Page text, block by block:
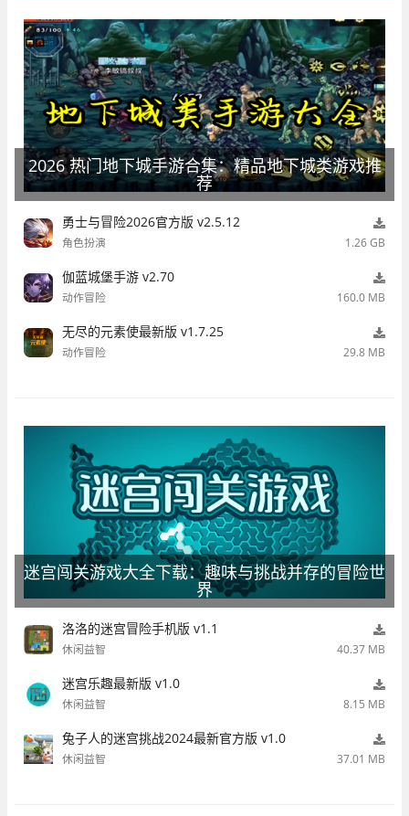
2026 热门地下城手游合集：精品地下城类游戏推
荐
勇士与冒险2026官方版 v2.5.12
角色扮演 1.26 GB
伽蓝城堡手游 v2.70
动作冒险 160.0 MB
无尽的元素使最新版 v1.7.25
动作冒险 29.8 MB
迷宫闯关游戏大全下载：趣味与挑战并存的冒险世
界
洛洛的迷宫冒险手机版 v1.1
休闲益智 40.37 MB
迷宫乐趣最新版 v1.0
休闲益智 8.15 MB
兔子人的迷宫挑战2024最新官方版 v1.0
休闲益智 37.01 MB